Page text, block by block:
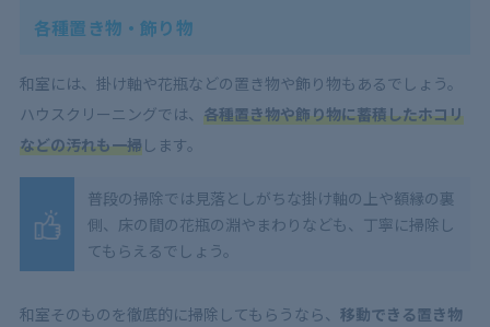
各種置き物・飾り物
和室には、掛け軸や花瓶などの置き物や飾り物もあるでしょう。
ハウスクリーニングでは、 各種置き物や飾り物に蓄積したホコリ
などの汚れも一掃します。
普段の掃除では見落としがちな掛け軸の上や額縁の裏
側、床の間の花瓶の淵やまわりなども、丁寧に掃除し
てもらえるでしょう。
和室そのものを徹底的に掃除してもらうなら、 移動できる置き物